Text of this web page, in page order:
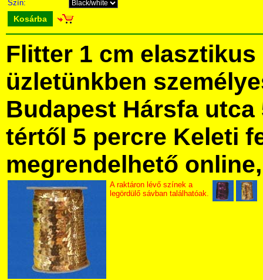
Szín:
Kosárba
Flitter 1 cm
üzletünkben
Budapest Hársfa utca
tértől 5 percre Keleti
megrendelhető
A raktáron lévő színek a
legördülő sávban találhatóak.